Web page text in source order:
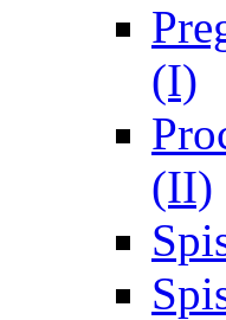
(I)
(II)